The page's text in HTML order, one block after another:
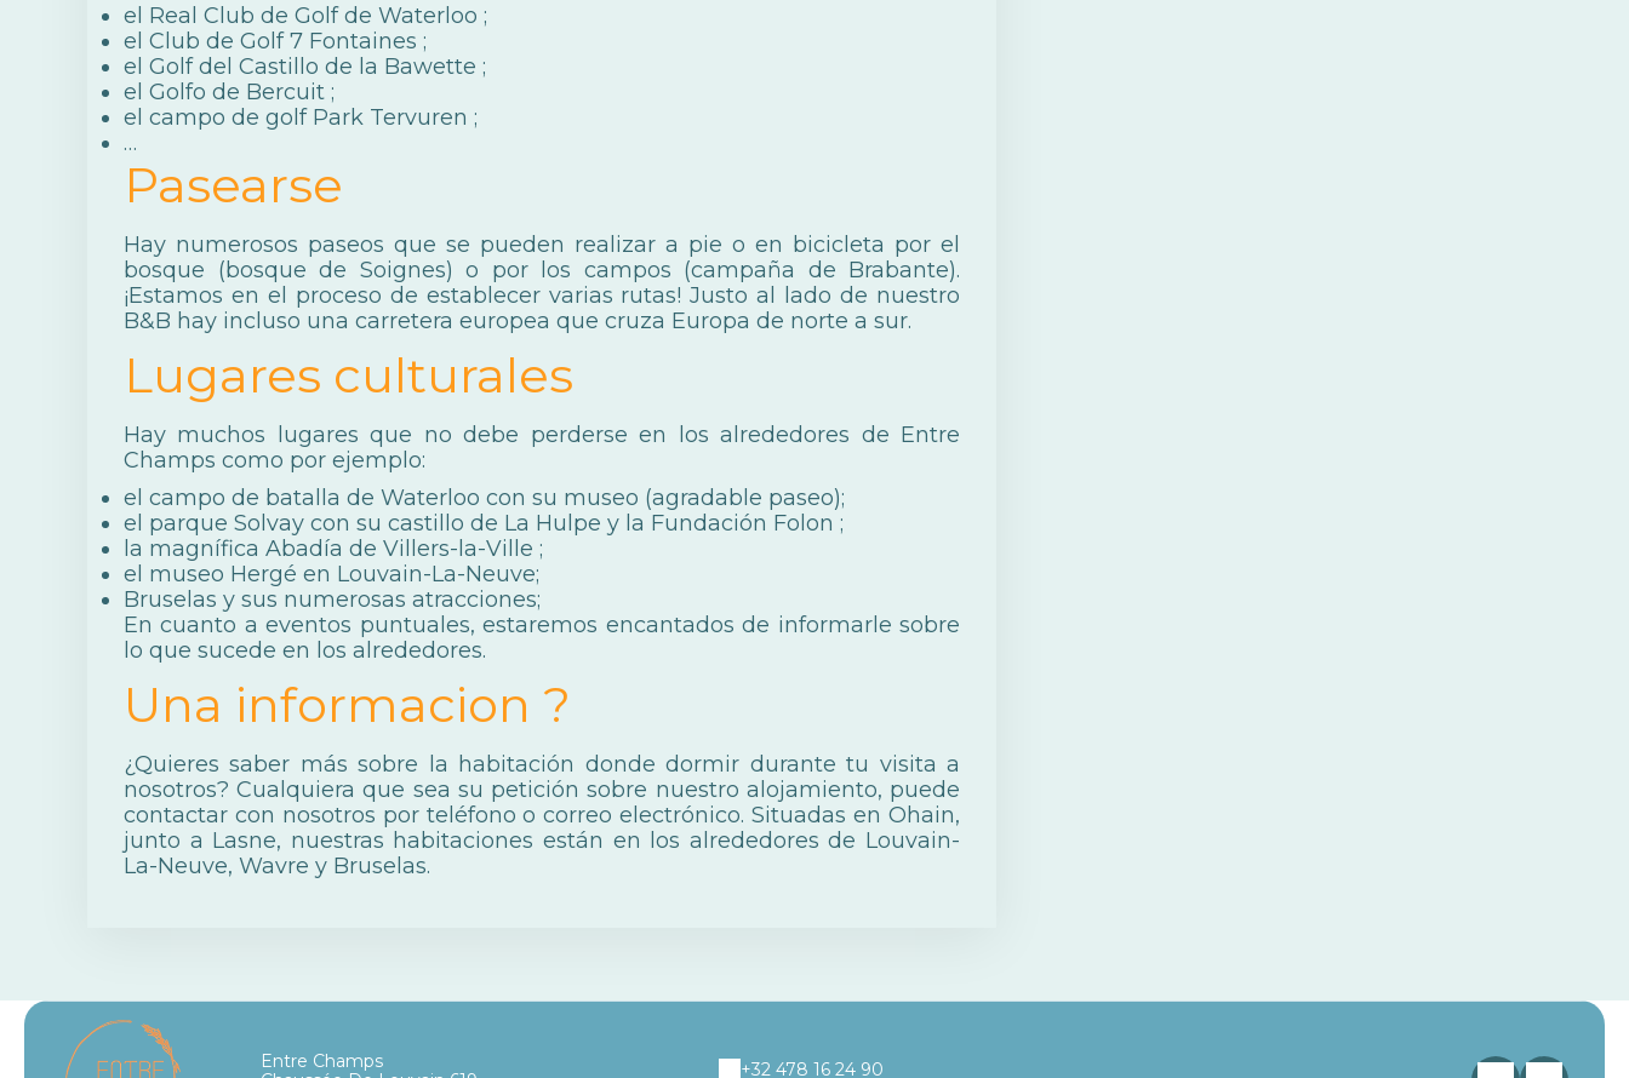
el Real Club de Golf de Waterloo ;
el Club de Golf 7 Fontaines ;
el Golf del Castillo de la Bawette ;
el Golfo de Bercuit ;
el campo de golf Park Tervuren ;
…
Pasearse
Hay numerosos paseos que se pueden realizar a pie o en bicicleta por el
bosque (bosque de Soignes) o por los campos (campaña de Brabante).
¡Estamos en el proceso de establecer varias rutas! Justo al lado de nuestro
B&B hay incluso una carretera europea que cruza Europa de norte a sur.
Lugares culturales
Hay muchos lugares que no debe perderse en los alrededores de Entre
Champs como por ejemplo:
el campo de batalla de Waterloo con su museo (agradable paseo);
el parque Solvay con su castillo de La Hulpe y la Fundación Folon ;
la magnífica Abadía de Villers-la-Ville ;
el museo Hergé en Louvain-La-Neuve;
Bruselas y sus numerosas atracciones;
En cuanto a eventos puntuales, estaremos encantados de informarle sobre
lo que sucede en los alrededores.
Una informacion ?
¿Quieres saber más sobre la habitación donde dormir durante tu visita a
nosotros? Cualquiera que sea su petición sobre nuestro alojamiento, puede
contactar con nosotros por teléfono o correo electrónico. Situadas en Ohain,
junto a Lasne, nuestras habitaciones están en los alrededores de Louvain-
La-Neuve, Wavre y Bruselas.
Entre Champs
+32 478 16 24 90